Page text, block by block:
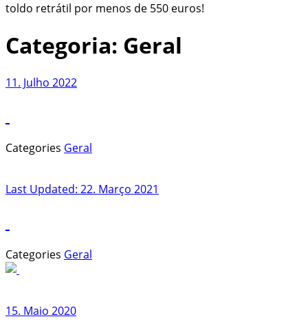
toldo retrátil por menos de 550 euros!
Categoria: Geral
11. Julho 2022
Categories Geral
Last Updated: 22. Março 2021
Categories Geral
15. Maio 2020